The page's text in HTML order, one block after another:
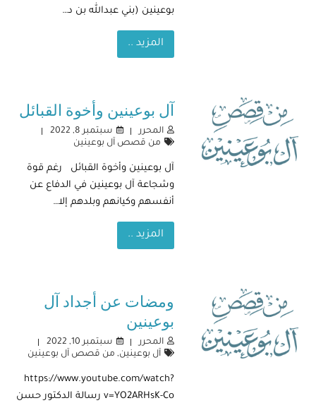
بوعينين (بني عبدالله بن د…
المزيد ..
آل بوعينين وأخوة القبائل
المحرر
سبتمبر 8, 2022
من قصص آل بوعينين
آل بوعينين وأخوة القبائل رغم قوة
وشجاعة آل بوعينين في الدفاع عن
أنفسهم وكيانهم وبلدهم إلا…
المزيد ..
ومضات عن أجداد آل
بوعينين
المحرر
سبتمبر 10, 2022
آل بوعينين, من قصص آل بوعينين
https://www.youtube.com/watch?
v=YO2ARHsK-Co رسالة الدكتور حسن